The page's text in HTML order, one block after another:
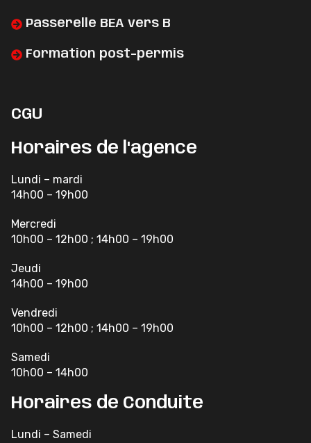
Passerelle BEA vers B
Formation post-permis
CGU
Horaires de l'agence
Lundi – mardi
14h00 – 19h00
Mercredi
10h00 – 12h00 ; 14h00 – 19h00
Jeudi
14h00 – 19h00
Vendredi
10h00 – 12h00 ; 14h00 – 19h00
Samedi
10h00 – 14h00
Horaires de Conduite
Lundi – Samedi